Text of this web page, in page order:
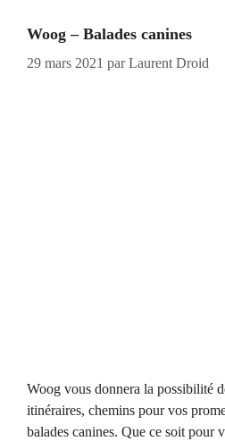
Woog – Balades canines
29 mars 2021 parLaurent Droid
Woog vous donnera la possibilité
itinéraires, chemins pour vos
balades canines. Que ce soit pour